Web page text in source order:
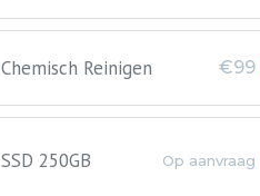
Chemisch Reinigen €99
SSD 250GB Op aanvraag